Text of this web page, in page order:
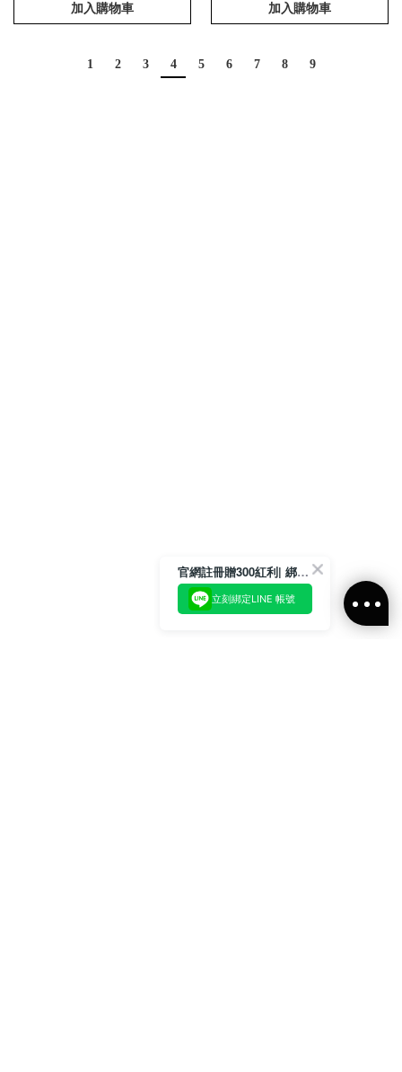
加入購物車 加入購物車
1 2 3 4 5 6 7 8 9
官網註冊贈300紅利| 綁定LINE再領取專屬優惠
立刻綁定LINE 帳號